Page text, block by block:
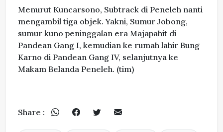
Menurut Kuncarsono, Subtrack di Peneleh nanti
mengambil tiga objek. Yakni, Sumur Jobong,
sumur kuno peninggalan era Majapahit di
Pandean Gang I, kemudian ke rumah lahir Bung
Karno di Pandean Gang IV, selanjutnya ke
Makam Belanda Peneleh. (tim)
Share :